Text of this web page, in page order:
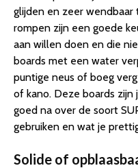
glijden en zeer wendbaar
rompen zijn een goede
aan willen doen en die
boards met een water
puntige neus of boeg
of kano. Deze boards
goed na over de soort
gebruiken en wat je
Solide of